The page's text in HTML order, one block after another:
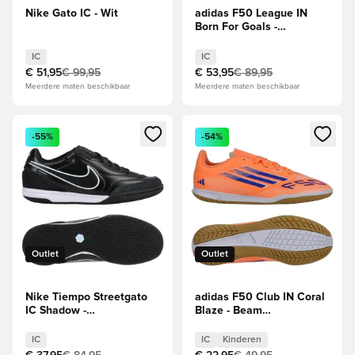
Nike Gato IC - Wit
IC
€ 51,95€ 99,95
Meerdere maten beschikbaar
adidas F50 League IN
Born For Goals -
IC
€ 53,95€ 89,95
Meerdere maten beschikbaar
Opent een venster om in te loggen of je aan te melden als
Outlet
-55%
Nike Tiempo Streetgato
IC Shadow -
IC
Opent een venster om in te
Outlet
-54%
adidas F50 Club IN Coral
Blaze - Beam
IC Kinderen